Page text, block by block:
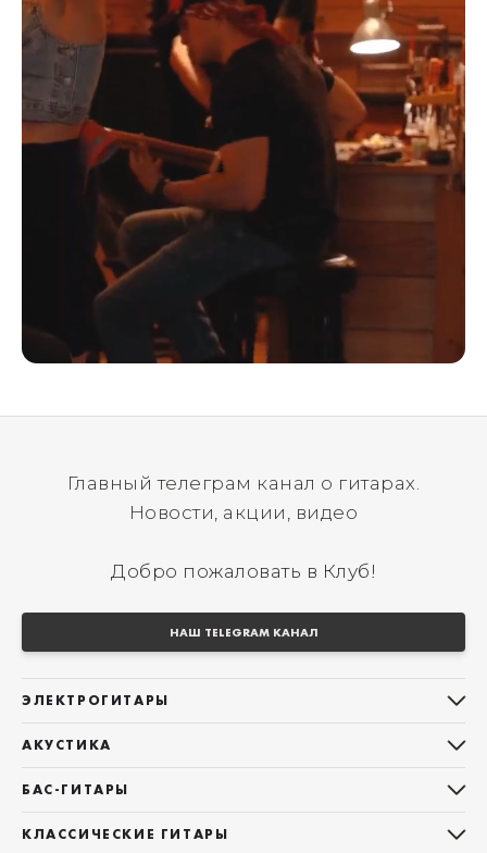
Главный телеграм канал о гитарах.
Новости, акции, видео
Добро пожаловать в Клуб!
НАШ TELEGRAM КАНАЛ
ЭЛЕКТРОГИТАРЫ
Telecaster
Les Paul
АКУСТИКА
Фолки (ОМ, 000, 00)
БАС-ГИТАРЫ
КЛАССИЧЕСКИЕ ГИТАРЫ